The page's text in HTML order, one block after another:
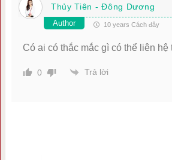
Thủy Tiên - Đông Dương
Author 10 years Cách đây
Có ai có thắc mắc gì có thể liên hệ
0 Trả lời